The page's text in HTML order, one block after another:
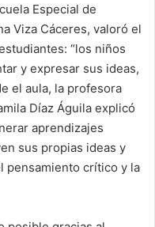
Especial de
Viza Cáceres, valoró el
“los niños
y expresar sus ideas,
el aula, la profesora
Díaz Águila explicó
aprendizajes
sus propias ideas y
pensamiento crítico y la